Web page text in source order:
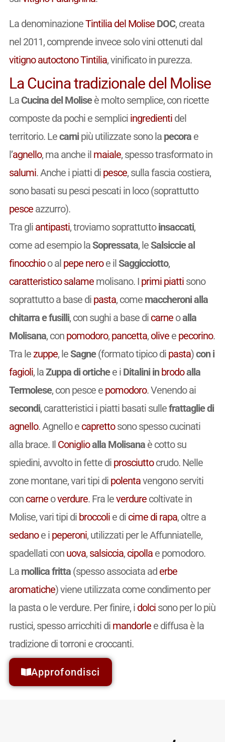
La denominazioneTintilia del MoliseDOC, creata
nel 2011, comprende invece solo vini ottenuti dal
vitigno autoctonoTintilia, vinificato in purezza.
La Cucina tradizionale del Molise
LaCucina del Moliseè molto semplice, con ricette
composte da pochi e semplici ingredientidel
territorio. Lecarnipiù utilizzate sono la pecorae
l’agnello, ma anche il maiale, spesso trasformato in
salumi. Anche i piatti di pesce, sulla fascia costiera,
sono basati su pesci pescati in loco (soprattutto
pesceazzurro).
Tra gli antipasti, troviamo soprattuttoinsaccati,
come ad esempio laSopressata, leSalsiccie al
finocchioo al pepe neroe ilSaggicciotto,
caratteristico salamemolisano. I primi piattisono
soprattutto a base di pasta, come maccheroni alla
chitarra e fusilli, con sughi a base di carneoalla
Molisana, con pomodoro, pancetta, olivee pecorino.
Tra lezuppe, leSagne(formato tipico di pasta)con i
fagioli, laZuppa di ortichee i Ditalini inbrodoalla
Termolese, con pesce e pomodoro. Venendo ai
secondi, caratteristici i piatti basati sullefrattaglie di
agnello. Agnello e caprettosono spesso cucinati
alla brace. Il Coniglioalla Molisanaè cotto su
spiedini, avvolto in fette di prosciuttocrudo. Nelle
zone montane, vari tipi di polentavengono serviti
con carneoverdure. Fra leverdurecoltivate in
Molise, vari tipi di broccolie di cime di rapa, oltre a
sedanoe i peperoni, utilizzati per le Affunniatelle,
spadellati con uova, salsiccia, cipollae pomodoro.
La mollica fritta(spesso associata ad erbe
aromatiche) viene utilizzata come condimento per
la pasta o le verdure. Per finire, i dolcisono per lo più
rustici, spesso arricchiti di mandorlee diffusa è la
tradizione di torroni e croccanti.
Approfondisci